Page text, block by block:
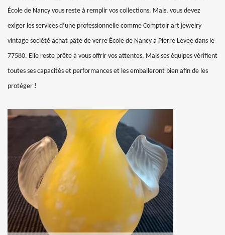
École de Nancy vous reste à remplir vos collections. Mais, vous devez
exiger les services d’une professionnelle comme Comptoir art jewelry
vintage société achat pâte de verre École de Nancy à Pierre Levee dans le
77580. Elle reste prête à vous offrir vos attentes. Mais ses équipes vérifient
toutes ses capacités et performances et les emballeront bien afin de les
protéger !